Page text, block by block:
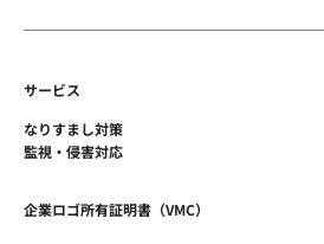
サービス
なりすまし対策
監視・侵害対応
企業ロゴ所有証明書（VMC）